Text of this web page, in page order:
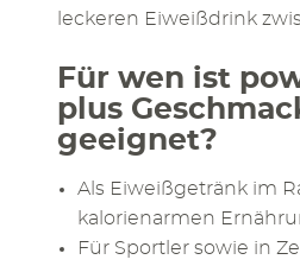
leckeren Eiweißdrink
Für wen ist
plus
geeignet?
Als Eiweißgetränk im
kalorienarmen
Für Sportler sowie in